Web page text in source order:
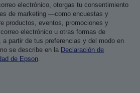
electrónico, otorgas tu consentimiento
de marketing —como encuestas y
productos, eventos, promociones y
electrónico u otras formas de
partir de tus preferencias y del modo en
se describe en la Declaración de
de Epson.